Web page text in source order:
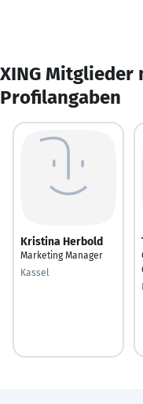
XING Mitglieder
Profilangaben
Kristina Herbold
Marketing Manager
Kassel